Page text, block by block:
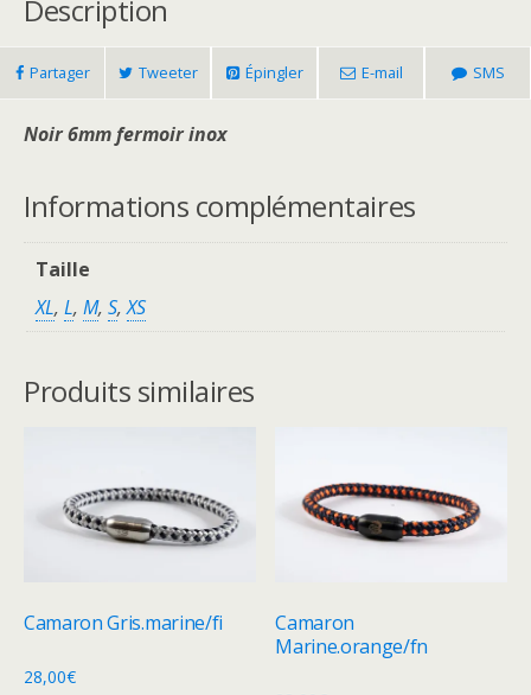
Description
Partager Tweeter Épingler E-mail SMS
Noir 6mm fermoir inox
Informations complémentaires
Taille
XL, L, M, S,XS
Produits similaires
Camaron Gris.marine/fi
28,00€
Camaron
Marine.orange/fn